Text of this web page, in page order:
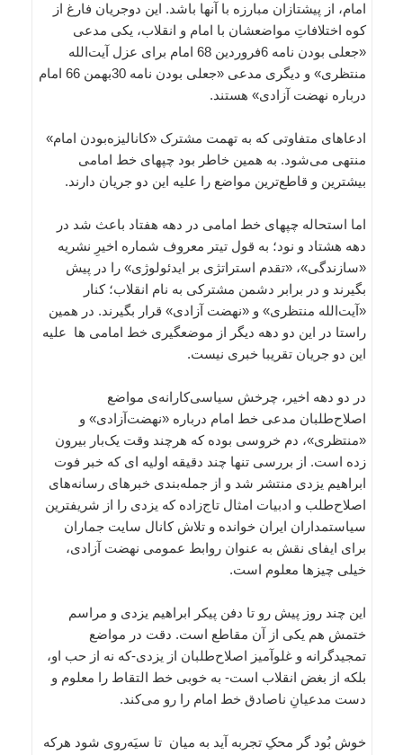
امام، از پیشتازان مبارزه با آنها باشد. این دوجریان فارغ از
کوه اختلافاتِ مواضعشان با امام و انقلاب، یکی مدعی
«جعلی بودن نامه 6فروردین 68 امام برای عزل آیت‌الله
منتظری» و دیگری مدعی «جعلی بودن نامه 30بهمن 66 امام
درباره نهضت آزادی» هستند.
ادعاهای متفاوتی که به تهمت مشترک «کانالیزه‌بودن امام»
منتهی می‌شود. به همین خاطر بود چپهای خط‌ ‌امامی
بیشترین و قاطع‌ترین مواضع را علیه این دو جریان دارند.
اما استحاله چپهای خط امامی در دهه هفتاد باعث شد در
دهه هشتاد و نود؛ به قول تیتر معروف شماره اخیرِ نشریه
«سازندگی»، «تقدم استراتژی بر ایدئولوژی» را در پیش
بگیرند و در برابر دشمن مشترکی به نام انقلاب؛ کنار
«آیت‌الله منتظری» و «نهضت آزادی» قرار بگیرند. در همین
راستا در این دو دهه دیگر از موضعگیری خط‌ امامی ها علیه
این دو جریان تقریبا خبری نیست.
در دو دهه اخیر، چرخش سیاسی‌کارانه‌ی مواضع
اصلاح‌طلبان مدعی خط امام درباره «نهضت‌آزادی» و
«منتظری»، دم خروسی بوده که هرچند وقت یک‌بار بیرون
زده است. از بررسی تنها چند دقیقه اولیه ای که خبر فوت
ابراهیم یزدی منتشر شد و از جمله‌بندی خبرهای رسانه‌های
اصلا‌ح‌طلب و ادبیات امثال تاج‌زاده که یزدی را از شریفترین
سیاستمداران ایران خوانده و تلاش کانال سایت جماران
برای ایفای نقش به عنوان روابط عمومی نهضت آزادی،
خیلی چیزها معلوم است.
این چند روز پیش رو تا دفن پیکر ابراهیم یزدی و مراسم
ختمش هم یکی از آن مقاطع است. دقت در مواضع
تمجیدگرانه و غلوآمیز اصلاح‌طلبان از یزدی-که نه از حب او،
بلکه از بغض انقلاب است- به خوبی خط التقاط را معلوم و
دست مدعیانِ ناصادق خط امام را رو می‌کند.
خوش بُود گر محکِ تجربه آید به میان تا سیَه‌روی شود هرکه